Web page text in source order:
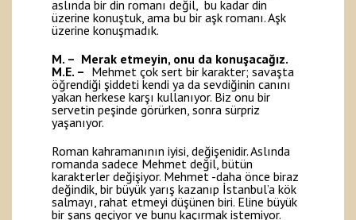
aslında bir din romanı değil, bu kadar din
üzerine konuştuk, ama bu bir aşk romanı. Aşk
üzerine konuşmadık.
M. – Merak etmeyin, onu da konuşacağız.
M.E. – Mehmet çok sert bir karakter; savaşta
öğrendiği şiddeti kendi ya da sevdiğinin canını
yakan herkese karşı kullanıyor. Biz onu bir
servetin peşinde görürken, sonra sürpriz
yaşanıyor.
Roman kahramanının iyisi, değişenidir. Aslında
romanda sadece Mehmet değil, bütün
karakterler değişiyor. Mehmet -daha önce biraz
değindik, bir büyük yarış kazanıp İstanbul’a kök
salmayı, rahat etmeyi düşünen biri. Eline büyük
bir şans geçiyor ve bunu kaçırmak istemiyor.